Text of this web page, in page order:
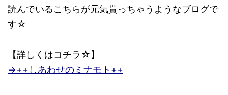
読んでいるこちらが元気貰っちゃうようなブログで
す☆
【詳しくはコチラ☆】
⇒++しあわせのミナモト++